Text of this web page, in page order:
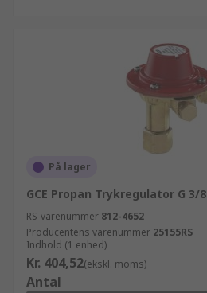
På lager
GCE Propan Trykregulator G 3/8
RS-varenummer 812-4652
Producentens varenummer 25155RS
Indhold (1 enhed)
Kr. 404,52(ekskl. moms)
Antal